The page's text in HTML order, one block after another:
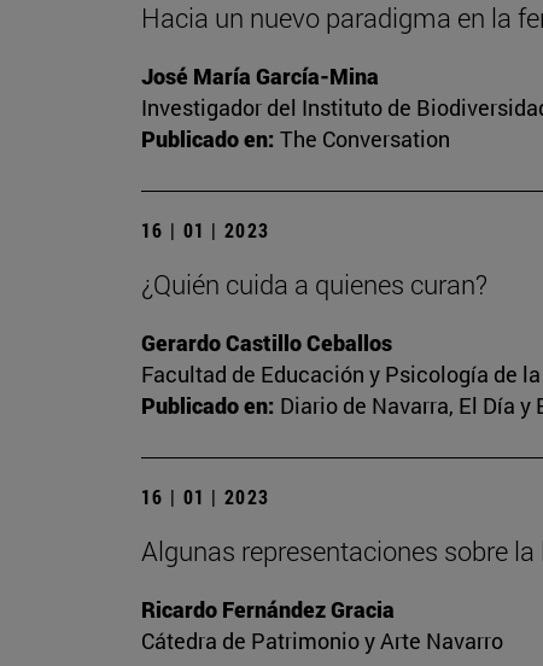
Hacia un nuevo paradigma en la
José María García-Mina
Investigador del Instituto de
Publicado en: The Conversation
16 | 01 | 2023
¿Quién cuida a quienes curan?
Gerardo Castillo Ceballos
Facultad de Educación y Psicología de
Publicado en: Diario de Navarra, El Día
16 | 01 | 2023
Algunas representaciones sobre
Ricardo Fernández Gracia
Cátedra de Patrimonio y Arte Navarro